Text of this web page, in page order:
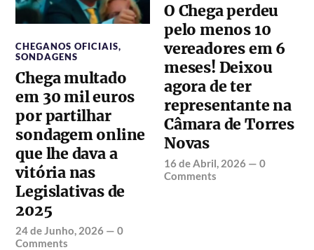
CHEGANOS OFICIAIS,
SONDAGENS
Chega multado
em 30 mil euros
por partilhar
sondagem online
que lhe dava a
vitória nas
Legislativas de
2025
24 de Junho, 2026 —0
Comments
O Chega perdeu
pelo menos 10
vereadores em 6
meses! Deixou
agora de ter
representante na
Câmara de Torres
Novas
16 de Abril, 2026 —0
Comments